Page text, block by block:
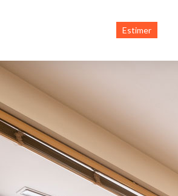
Estimer